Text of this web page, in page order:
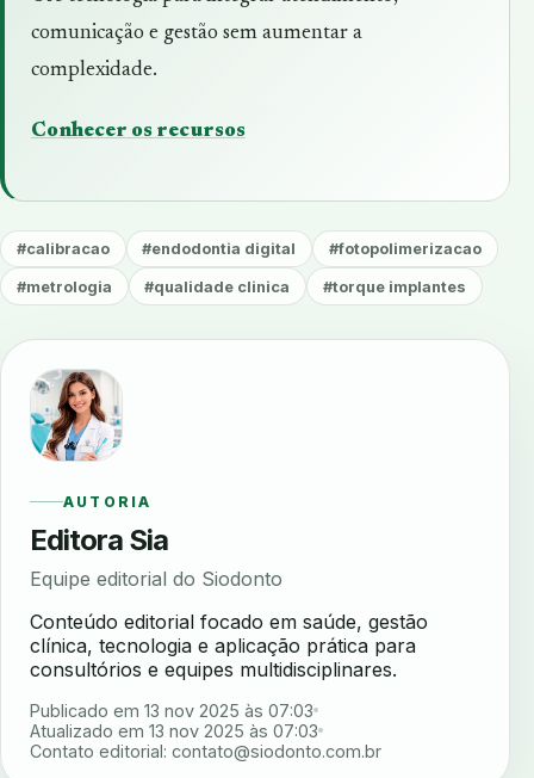
comunicação e gestão sem aumentar a
complexidade.
Conhecer os recursos
#calibracao #endodontia digital #fotopolimerizacao
#metrologia #qualidade clinica #torque implantes
AUTORIA
Editora Sia
Equipe editorial do Siodonto
Conteúdo editorial focado em saúde, gestão
clínica, tecnologia e aplicação prática para
consultórios e equipes multidisciplinares.
Publicado em 13 nov 2025 às 07:03
Atualizado em 13 nov 2025 às 07:03
Contato editorial: contato@siodonto.com.br